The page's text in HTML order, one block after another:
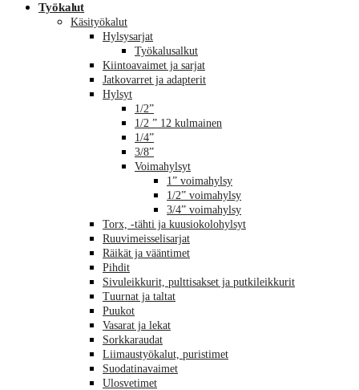
Työkalut
Käsityökalut
Hylsysarjat
Työkalusalkut
Kiintoavaimet ja sarjat
Jatkovarret ja adapterit
Hylsyt
1/2”
1/2 ” 12 kulmainen
1/4”
3/8”
Voimahylsyt
1” voimahylsy
1/2” voimahylsy
3/4” voimahylsy
Torx, -tähti ja kuusiokolohylsyt
Ruuvimeisselisarjat
Räikät ja vääntimet
Pihdit
Sivuleikkurit, pulttisakset ja putkileikkurit
Tuurnat ja taltat
Puukot
Vasarat ja lekat
Sorkkaraudat
Liimaustyökalut, puristimet
Suodatinavaimet
Ulosvetimet